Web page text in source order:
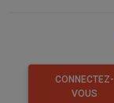
CONNECTEZ-
VOUS